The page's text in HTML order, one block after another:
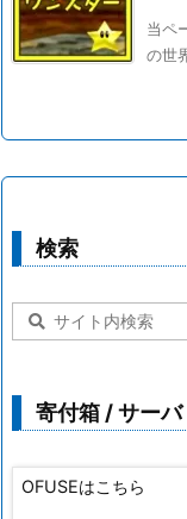
当ペ
の世
検索
寄付箱 / サーバ
OFUSEはこちら